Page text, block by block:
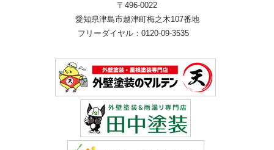
〒496-0022
愛知県津島市越津町梅之木107番地
フリーダイヤル：0120-09-3535